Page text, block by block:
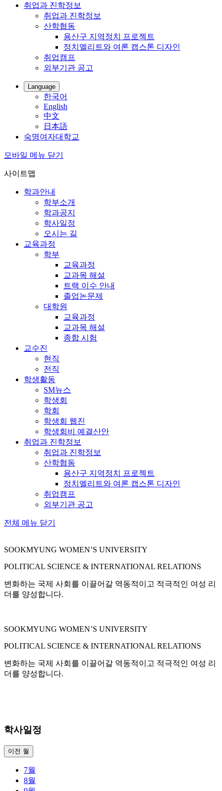
취업과 진학정보
취업과 진학정보
산학협동
용산구 지역정치 프로젝트
정치엘리트와 여론 캡스톤 디자인
취업캠프
외부기관 공고
Language
한국어
English
中文
日本語
숙명여자대학교
모바일 메뉴 닫기
사이트맵
학과안내
학부소개
학과공지
학사일정
오시는 길
교육과정
학부
교육과정
교과목 해설
트랙 이수 안내
졸업논문제
대학원
교육과정
교과목 해설
종합 시험
교수진
현직
전직
학생활동
SM뉴스
학생회
학회
학생회 웹진
학생회비 예결산안
취업과 진학정보
취업과 진학정보
산학협동
용산구 지역정치 프로젝트
정치엘리트와 여론 캡스톤 디자인
취업캠프
외부기관 공고
전체 메뉴 닫기
SOOKMYUNG WOMEN’S UNIVERSITY
POLITICAL SCIENCE & INTERNATIONAL RELATIONS
변화하는 국제 사회를 이끌어갈 역동적이고 적극적인 여성 리
더를 양성합니다.
SOOKMYUNG WOMEN’S UNIVERSITY
POLITICAL SCIENCE & INTERNATIONAL RELATIONS
변화하는 국제 사회를 이끌어갈 역동적이고 적극적인 여성 리
더를 양성합니다.
학사일정
이전 월
7월
8월